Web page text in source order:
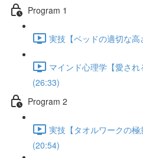
Program 1
実技【ベッドの適切な
マインド心理学【愛され
(26:33)
Program 2
実技【タオルワークの
(20:54)